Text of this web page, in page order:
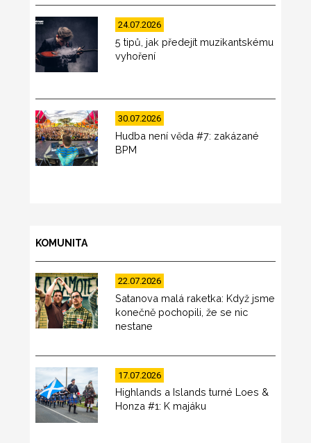
24.07.2026
5 tipů, jak předejít muzikantskému
vyhoření
30.07.2026
Hudba není věda #7: zakázané
BPM
KOMUNITA
22.07.2026
Satanova malá raketka: Když jsme
konečně pochopili, že se nic
nestane
17.07.2026
Highlands a Islands turné Loes &
Honza #1: K majáku